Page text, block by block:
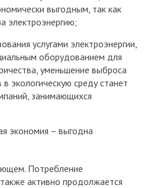
выгодным, так как
электроэнергию;
услугами электроэнергии,
оборудованием для
уменьшение выброса
экологическую среду станет
занимающихся
экономия – выгодна
Потребление
активно продолжается